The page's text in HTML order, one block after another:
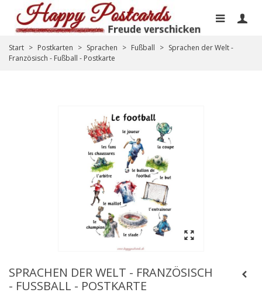
Start > Postkarten > Sprachen > Fußball > Sprachen der Welt -
Französisch - Fußball - Postkarte
SPRACHEN DER WELT - FRANZÖSISCH
- FUSSBALL - POSTKARTE